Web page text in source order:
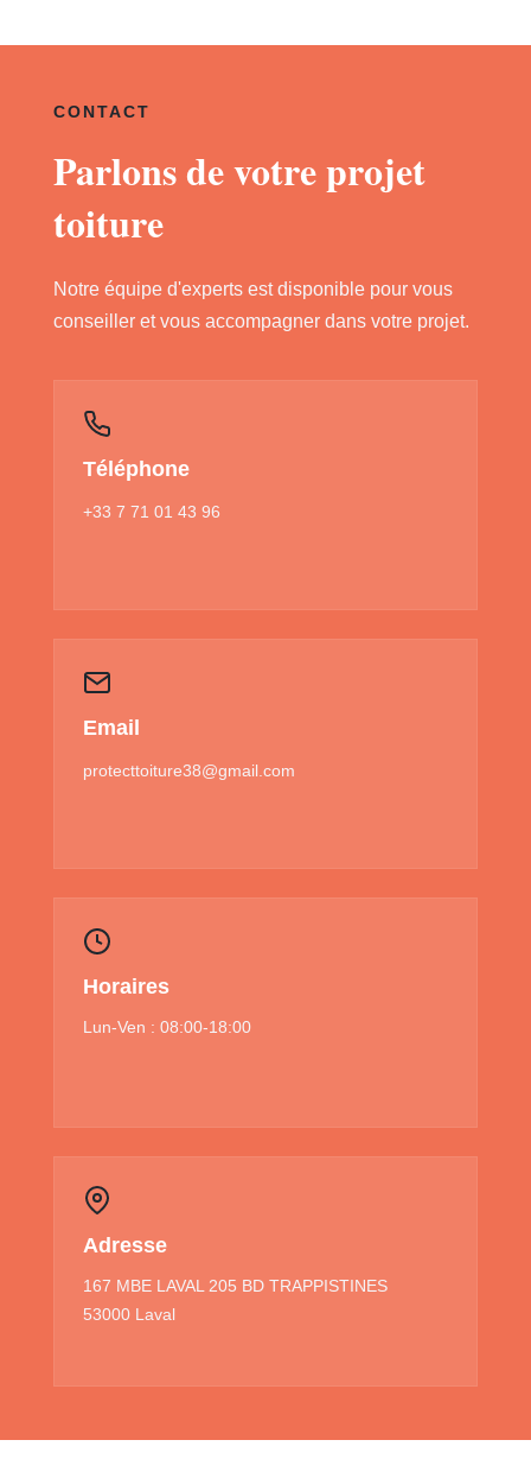
CONTACT
Parlons de votre projet
toiture
Notre équipe d'experts est disponible pour vous
conseiller et vous accompagner dans votre projet.
Téléphone
+33 7 71 01 43 96
Email
protecttoiture38@gmail.com
Horaires
Lun-Ven : 08:00-18:00
Adresse
167 MBE LAVAL 205 BD TRAPPISTINES
53000 Laval